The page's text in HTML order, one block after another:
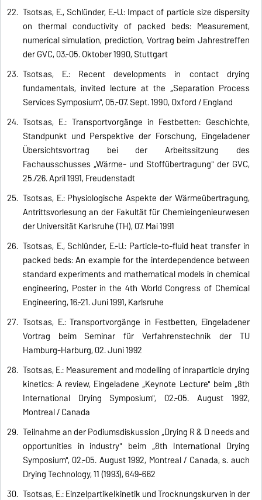
Tsotsas, E., Schlünder, E.-U.: Impact of particle size dispersity
on thermal conductivity of packed beds: Measurement,
numerical simulation, prediction, Vortrag beim Jahrestreffen
der GVC, 03.-05. Oktober 1990, Stuttgart
Tsotsas, E.: Recent developments in contact drying
fundamentals, invited lecture at the „Separation Process
Services Symposium", 05.-07. Sept. 1990, Oxford / England
Tsotsas, E.: Transportvorgänge in Festbetten: Geschichte,
Standpunkt und Perspektive der Forschung, Eingeladener
Übersichtsvortrag bei der Arbeitssitzung des
Fachausschusses „Wärme- und Stoffübertragung" der GVC,
25./26. April 1991, Freudenstadt
Tsotsas, E.: Physiologische Aspekte der Wärmeübertragung,
Antrittsvorlesung an der Fakultät für Chemieingenieurwesen
der Universität Karlsruhe (TH), 07. Mai 1991
Tsotsas, E., Schlünder, E.-U.: Particle-to-fluid heat transfer in
packed beds: An example for the interdependence between
standard experiments and mathematical models in chemical
engineering, Poster in the 4th World Congress of Chemical
Engineering, 16.-21. Juni 1991, Karlsruhe
Tsotsas, E.: Transportvorgänge in Festbetten, Eingeladener
Vortrag beim Seminar für Verfahrenstechnik der TU
Hamburg-Harburg, 02. Juni 1992
Tsotsas, E.: Measurement and modelling of inraparticle drying
kinetics: A review, Eingeladene „Keynote Lecture" beim „8th
International Drying Symposium", 02.-05. August 1992,
Montreal / Canada
Teilnahme an der Podiumsdiskussion „Drying R & D needs and
opportunities in industry" beim „8th International Drying
Symposium", 02.-05. August 1992, Montreal / Canada, s. auch
Drying Technology, 11 (1993), 649-662
Tsotsas, E.: Einzelpartikelkinetik und Trocknungskurven in der